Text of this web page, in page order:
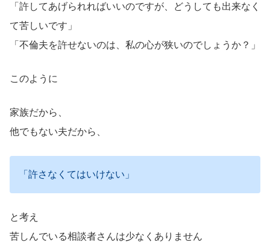
「許してあげられればいいのですが、どうしても出来なく
て苦しいです」
「不倫夫を許せないのは、私の心が狭いのでしょうか？」
このように
家族だから、
他でもない夫だから、
「許さなくてはいけない」
と考え
苦しんでいる相談者さんは少なくありません